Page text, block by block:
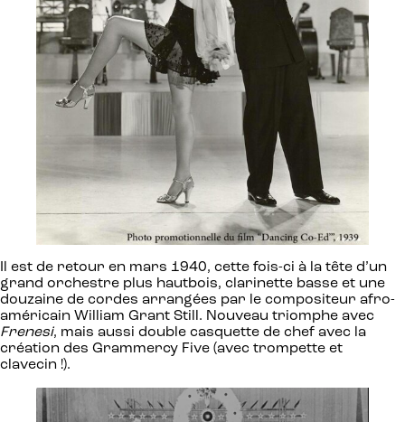
Il est de retour en mars 1940, cette fois-ci à la tête d’un
grand orchestre plus hautbois, clarinette basse et une
douzaine de cordes arrangées par le compositeur afro-
américain William Grant Still. Nouveau triomphe avec
Frenesi, mais aussi double casquette de chef avec la
création des Grammercy Five (avec trompette et
clavecin !).